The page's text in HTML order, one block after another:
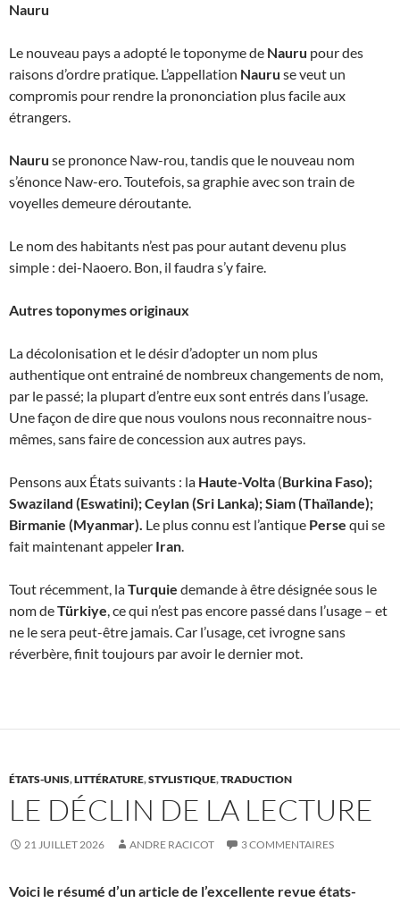
Nauru
Le nouveau pays a adopté le toponyme de Nauru pour des
raisons d’ordre pratique. L’appellation Nauru se veut un
compromis pour rendre la prononciation plus facile aux
étrangers.
Nauru se prononce Naw-rou, tandis que le nouveau nom
s’énonce Naw-ero. Toutefois, sa graphie avec son train de
voyelles demeure déroutante.
Le nom des habitants n’est pas pour autant devenu plus
simple : dei-Naoero. Bon, il faudra s’y faire.
Autres toponymes originaux
La décolonisation et le désir d’adopter un nom plus
authentique ont entrainé de nombreux changements de nom,
par le passé; la plupart d’entre eux sont entrés dans l’usage.
Une façon de dire que nous voulons nous reconnaitre nous-
mêmes, sans faire de concession aux autres pays.
Pensons aux États suivants : la Haute-Volta (Burkina Faso);
Swaziland (Eswatini); Ceylan (Sri Lanka); Siam (Thaïlande);
Birmanie (Myanmar). Le plus connu est l’antique Perse qui se
fait maintenant appeler Iran.
Tout récemment, laTurquie demande à être désignée sous le
nom deTürkiye, ce qui n’est pas encore passé dans l’usage – et
ne le sera peut-être jamais. Car l’usage, cet ivrogne sans
réverbère, finit toujours par avoir le dernier mot.
ÉTATS-UNIS,LITTÉRATURE,STYLISTIQUE,TRADUCTION
LE DÉCLIN DE LA LECTURE
21 JUILLET 2026 ANDRE RACICOT 3 COMMENTAIRES
Voici le résumé d’un article de l’excellente revue états-